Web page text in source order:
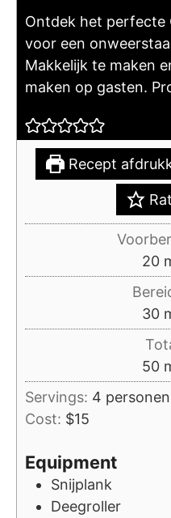
Ontdek het perfecte
voor een
Makkelijk te maken
maken op gasten.
Recept
20
30
50
Servings: 4 personen
Cost: $15
Equipment
Snijplank
Deegroller